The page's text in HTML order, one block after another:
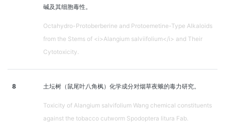
碱及其细胞毒性。
Octahydro-Protoberberine and Protoemetine-Type Alkaloids
from the Stems of <i>Alangium salviifolium</i> and Their
Cytotoxicity.
8 土坛树（鼠尾叶八角枫）化学成分对烟草夜蛾的毒力研究。
Toxicity of Alangium salvifolium Wang chemical constituents
against the tobacco cutworm Spodoptera litura Fab.